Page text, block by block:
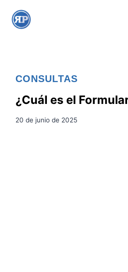
CONSULTAS
¿Cuál es el
20 de junio de 2025